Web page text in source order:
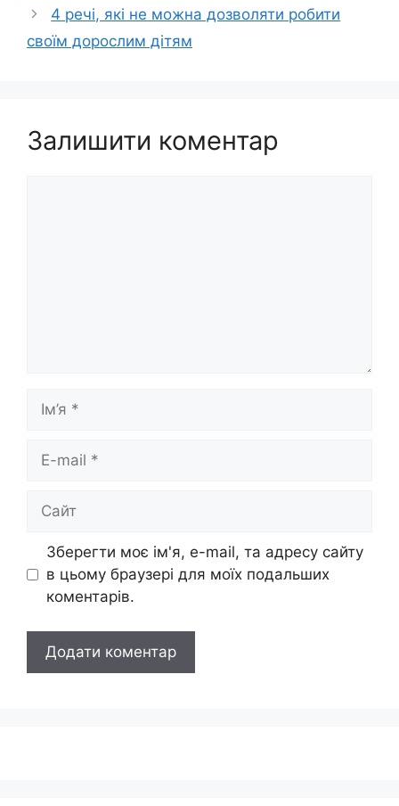
4 речі, які не можна дозволяти робити
своїм дорослим дітям
Залишити коментар
Ім’я
Сайт
Зберегти моє ім'я, e-mail, та адресу сайту
в цьому браузері для моїх подальших
коментарів.